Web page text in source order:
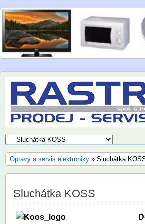
SERVIS – OPRAVY A
AUTORIZOVANÝ SERVIS
Opravy a servis elektroniky » Sluchátka
Sluchátka KOSS